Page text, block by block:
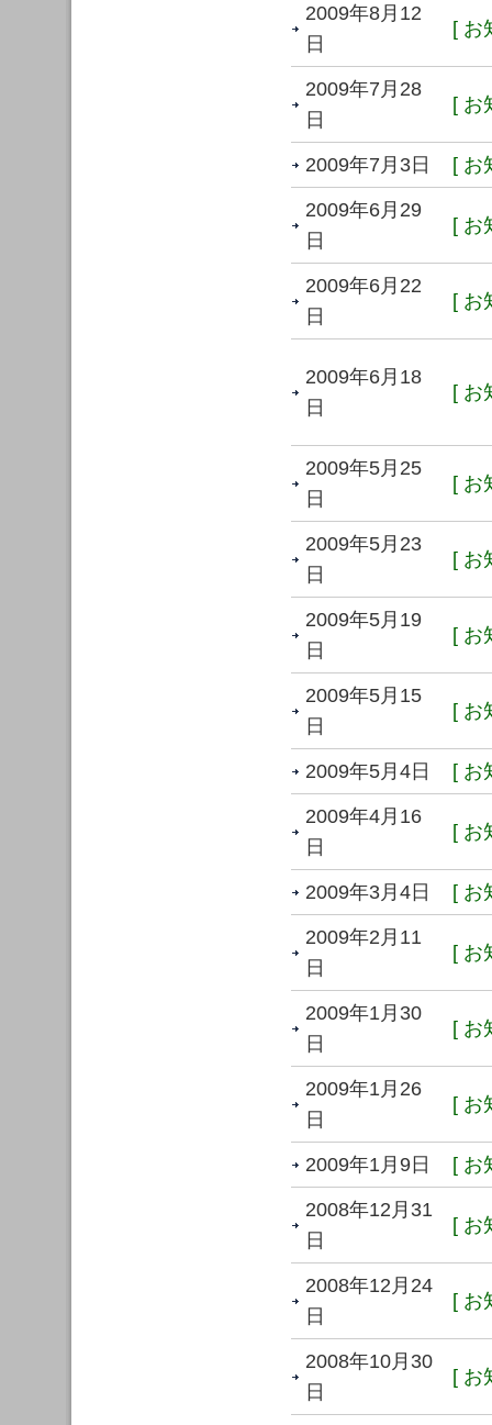
2009年8月12
日
[ お
2009年7月28
日
[ お
2009年7月3日 [ お
2009年6月29
日
[ お
2009年6月22
日
[ お
2009年6月18
日
[ お
2009年5月25
日
[ お
2009年5月23
日
[ お
2009年5月19
日
[ お
2009年5月15
日
[ お
2009年5月4日 [ お
2009年4月16
日
[ お
2009年3月4日 [ お
2009年2月11
日
[ お
2009年1月30
日
[ お
2009年1月26
日
[ お
2009年1月9日 [ お
2008年12月31
日
[ お
2008年12月24
日
[ お
2008年10月30
日
[ お